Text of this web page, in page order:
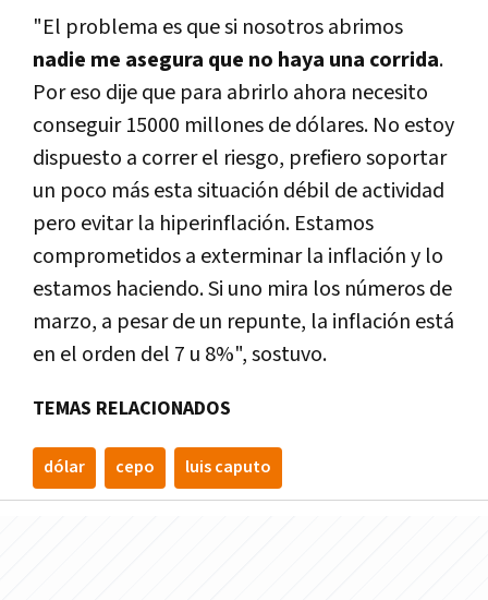
"El problema es que si nosotros abrimos
nadie me asegura que no haya una corrida.
Por eso dije que para abrirlo ahora necesito
conseguir 15000 millones de dólares. No estoy
dispuesto a correr el riesgo, prefiero soportar
un poco más esta situación débil de actividad
pero evitar la hiperinflación. Estamos
comprometidos a exterminar la inflación y lo
estamos haciendo. Si uno mira los números de
marzo, a pesar de un repunte, la inflación está
en el orden del 7 u 8%", sostuvo.
TEMAS RELACIONADOS
dólar cepo luis caputo